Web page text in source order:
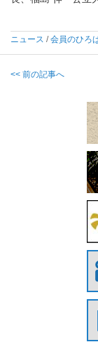
ニュース /会員のひろ
<< 前の記事へ